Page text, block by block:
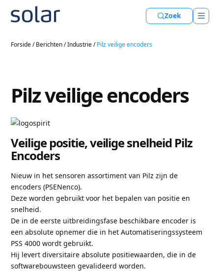
Zoek
Forside/Berichten/Industrie/Pilz veilige encoders
Pilz veilige encoders
Veilige positie, veilige snelheid Pilz
Encoders
Nieuw in het sensoren assortiment van Pilz zijn de
encoders (PSENenco).
Deze worden gebruikt voor het bepalen van positie en
snelheid.
De in de eerste uitbreidingsfase beschikbare encoder is
een absolute opnemer die in het Automatiseringssysteem
PSS 4000 wordt gebruikt.
Hij levert diversitaire absolute positiewaarden, die in de
softwarebouwsteen gevalideerd worden.